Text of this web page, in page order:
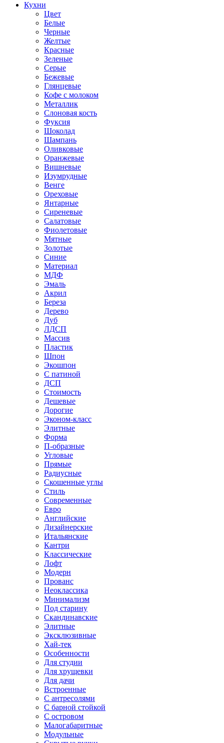
Кухни
Цвет
Белые
Черные
Желтые
Красные
Зеленые
Серые
Бежевые
Глянцевые
Кофе с молоком
Металлик
Слоновая кость
Фуксия
Шоколад
Шампань
Оливковые
Оранжевые
Вишневые
Изумрудные
Венге
Ореховые
Янтарные
Сиреневые
Салатовые
Фиолетовые
Мятные
Золотые
Синие
Материал
МДФ
Эмаль
Акрил
Береза
Дерево
Дуб
ЛДСП
Массив
Пластик
Шпон
Экошпон
С патиной
ДСП
Стоимость
Дешевые
Дорогие
Эконом-класс
Элитные
Форма
П-образные
Угловые
Прямые
Радиусные
Скошенные углы
Стиль
Современные
Евро
Английские
Дизайнерские
Итальянские
Кантри
Классические
Лофт
Модерн
Прованс
Неоклассика
Минимализм
Под старину
Скандинавские
Элитные
Эксклюзивные
Хай-тек
Особенности
Для студии
Для хрущевки
Для дачи
Встроенные
С антресолями
С барной стойкой
С островом
Малогабаритные
Модульные